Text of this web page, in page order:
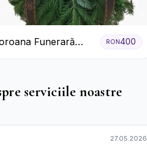
Funerară
cu Garoafe
RON400
serviciile noastre
27.05.2026